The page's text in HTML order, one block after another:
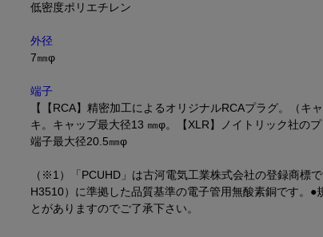
低密度ポリエチレン
外径
7㎜φ
端子
【【RCA】精密加工によるオリジナルRCAプラグ。（キ
キ。キャップ最大径13 ㎜φ。【XLR】ノイトリック社の
端子最大径20.5㎜φ
（※1）「PCUHD」は古河電気工業株式会社の登録商標
H3510）に準拠した品質基準の電子管用無酸素銅です。●
とがありますのでご了承下さい。